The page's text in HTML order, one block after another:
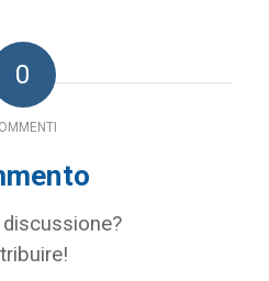
0